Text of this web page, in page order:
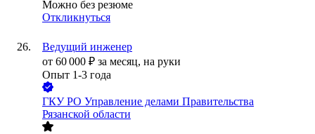
Можно без резюме
Откликнуться
Ведущий инженер
от 60 000 ₽ за месяц, на руки
Опыт 1-3 года
ГКУ РО Управление делами Правительства
Рязанской области